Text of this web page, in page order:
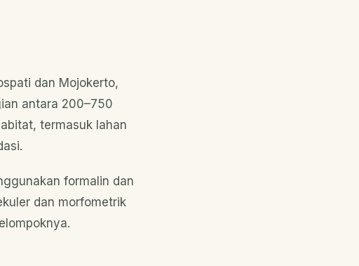
dan Mojokerto,
antara 200–750
termasuk lahan
formalin dan
dan morfometrik